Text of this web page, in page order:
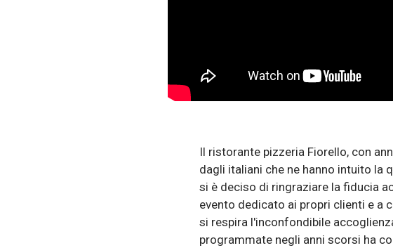
Il ristorante pizzeria Fiorello, con
dagli italiani che ne hanno intuito la
si è deciso di ringraziare la fiducia
evento dedicato ai propri clienti e a
si respira l'inconfondibile
programmate negli anni scorsi ha